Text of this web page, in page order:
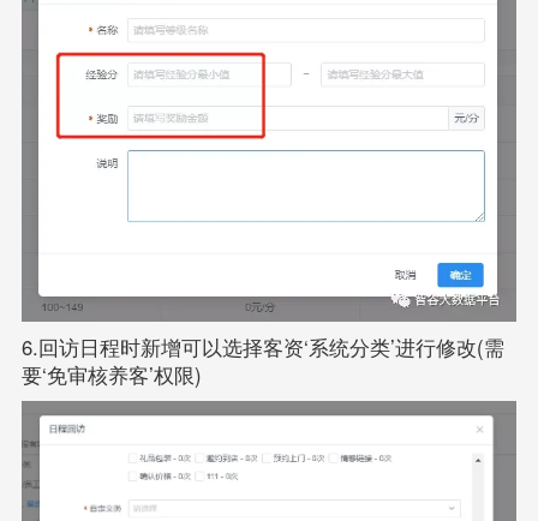
6.回访日程时新增可以选择客资‘系统分类’进行修改(需
要‘免审核养客’权限)